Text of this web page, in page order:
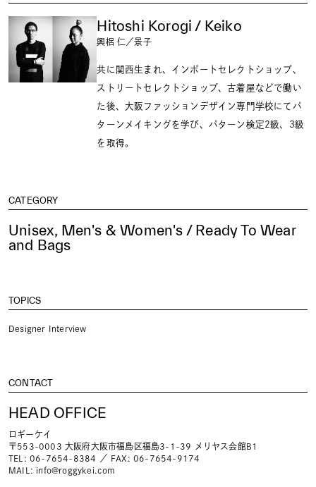
Hitoshi Korogi / Keiko
興梠 仁／景子
共に関西生まれ、インポートセレクトショップ、
ストリートセレクトショップ、古着屋などで働い
た後、大阪ファッションデザイン専門学校にてパ
ターンメイキングを学び、パターン検定2級、3級
を取得。
CATEGORY
Unisex, Men's & Women's / Ready To Wear
and Bags
TOPICS
Designer Interview
CONTACT
HEAD OFFICE
ロギーケイ
〒553-0003 大阪府大阪市福島区福島3-1-39 メリヤス会館B1
TEL: 06-7654-8384 ／ FAX: 06-7654-9174
MAIL: info@roggykei.com